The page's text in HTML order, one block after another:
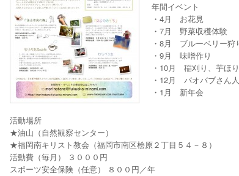
年間イベント
・4月 お花見
・7月 野菜収穫体験
・8月 ブルーベリー狩
・9月 味噌作り
・10月 稲刈り、芋ほり
・12月 バオバブさん
・1月 新年会
活動場所
★油山（自然観察センター）
★福岡南キリスト教会（福岡市南区桧原２丁目５４－８）
活動費（毎月） ３０００円
スポーツ安全保険（任意） ８００円／年